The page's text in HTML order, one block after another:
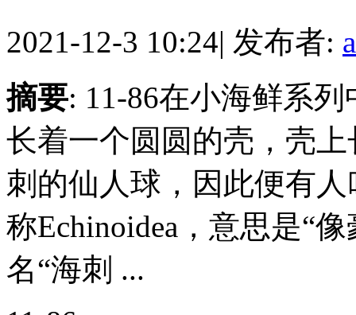
2021-12-3 10:24| 发布者:
摘要: 11-86在小海鲜系
长着一个圆圆的壳，壳
刺的仙人球，因此便有
称Echinoidea，意思是“
名“海刺 ...